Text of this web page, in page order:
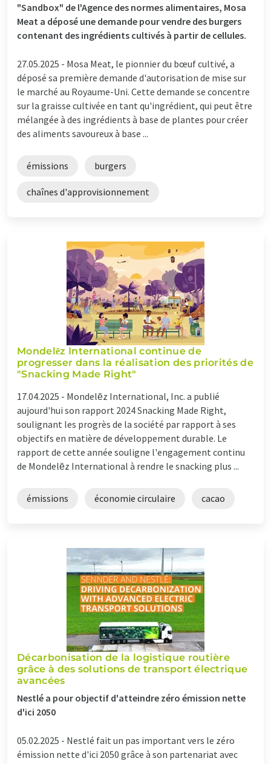
"Sandbox" de l'Agence des normes alimentaires, Mosa
Meat a déposé une demande pour vendre des burgers
contenant des ingrédients cultivés à partir de cellules.
27.05.2025 - Mosa Meat, le pionnier du bœuf cultivé, a
déposé sa première demande d'autorisation de mise sur
le marché au Royaume-Uni. Cette demande se concentre
sur la graisse cultivée en tant qu'ingrédient, qui peut être
mélangée à des ingrédients à base de plantes pour créer
des aliments savoureux à base ...
émissions burgers
chaînes d'approvisionnement
Mondelēz International continue de
progresser dans la réalisation des priorités de
"Snacking Made Right"
17.04.2025 - Mondelēz International, Inc. a publié
aujourd'hui son rapport 2024 Snacking Made Right,
soulignant les progrès de la société par rapport à ses
objectifs en matière de développement durable. Le
rapport de cette année souligne l'engagement continu
de Mondelēz International à rendre le snacking plus ...
émissions économie circulaire cacao
Décarbonisation de la logistique routière
grâce à des solutions de transport électrique
avancées
Nestlé a pour objectif d'atteindre zéro émission nette
d'ici 2050
05.02.2025 - Nestlé fait un pas important vers le zéro
émission nette d'ici 2050 grâce à son partenariat avec